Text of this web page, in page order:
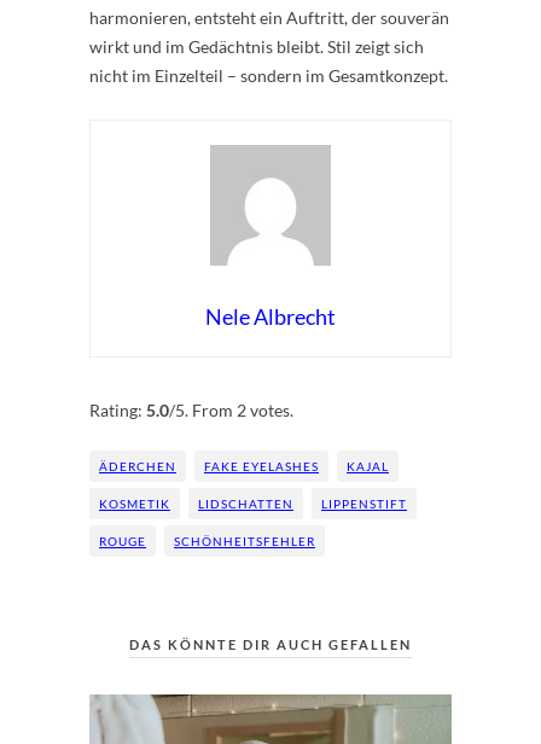
harmonieren, entsteht ein Auftritt, der souverän
wirkt und im Gedächtnis bleibt. Stil zeigt sich
nicht im Einzelteil – sondern im Gesamtkonzept.
Nele Albrecht
Rating: 5.0/5. From 2 votes.
ÄDERCHEN FAKE EYELASHES KAJAL
KOSMETIK LIDSCHATTEN LIPPENSTIFT
ROUGE SCHÖNHEITSFEHLER
DAS KÖNNTE DIR AUCH GEFALLEN